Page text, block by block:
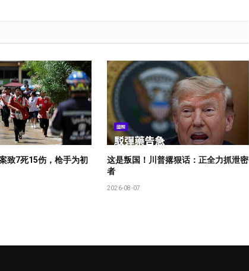
致7死15伤，枪手为初
这是叛国！川普撂狠话：正全力抓泄密
者
2026-08-07